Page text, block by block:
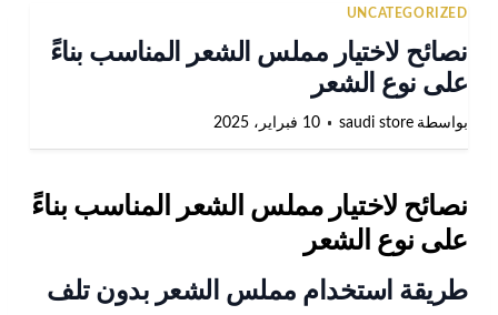
UNCATEGORIZED
نصائح لاختيار مملس الشعر المناسب بناءً
على نوع الشعر
بواسطة saudi store 10 فبراير، 2025
نصائح لاختيار مملس الشعر المناسب بناءً
على نوع الشعر
طريقة استخدام مملس الشعر بدون تلف
المقالات